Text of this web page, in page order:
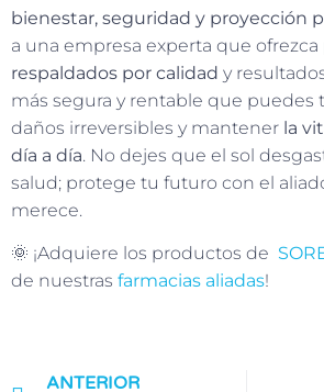
bienestar, seguridad y proyección
a una empresa experta que ofrezca
respaldados por calidad y
más segura y rentable que puedes
daños irreversibles y mantener la
día a día. No dejes que el sol
salud; protege tu futuro con el
merece.
🌞 ¡Adquiere los productos de
de nuestras farmacias aliadas!
ANTERIOR